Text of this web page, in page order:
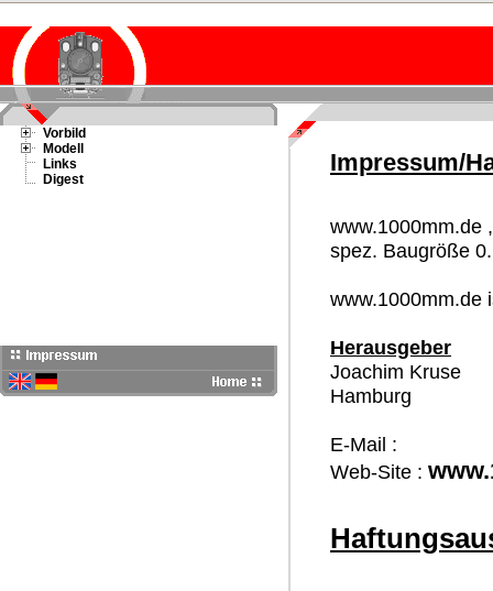
Vorbild
Modell
Links
Digest
Impressum/
www.1000mm.de
spez. Baugröße 0.
www.1000mm.de
Herausgeber
Joachim Kruse
Hamburg
E-Mail :
Web-Site :